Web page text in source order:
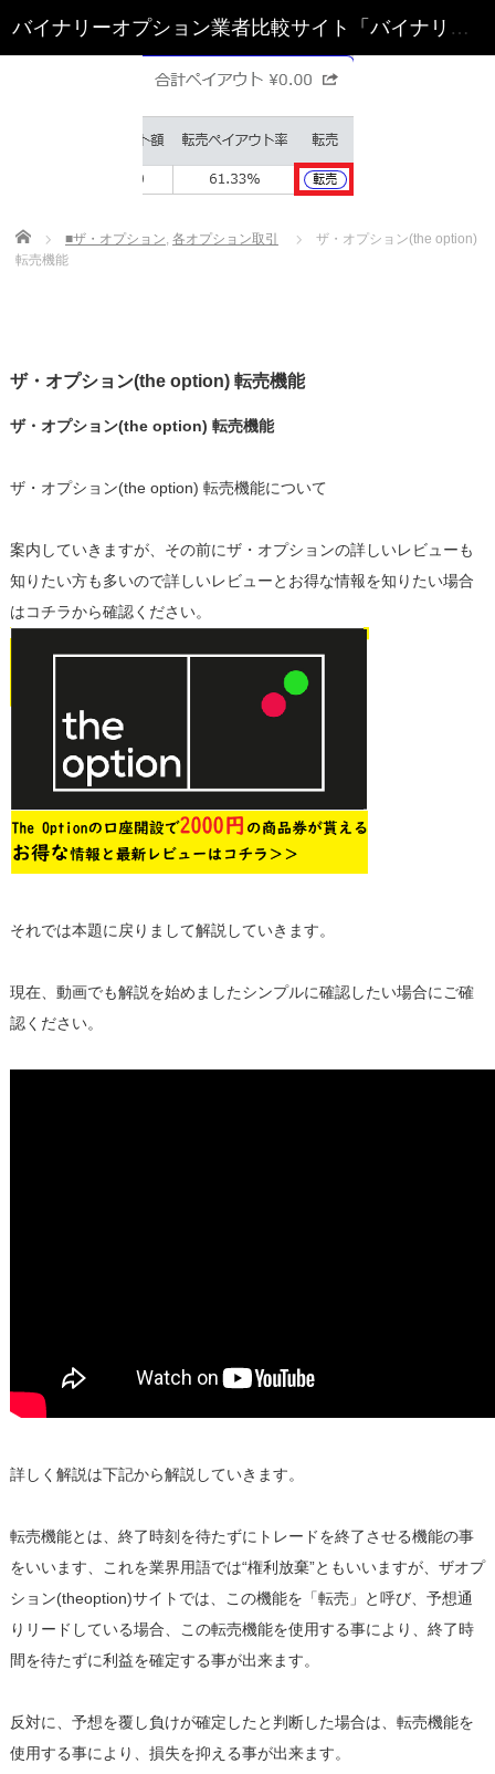
Home ■ザ・オプション, 各オプション取引
ザ・オプション(the option)
転売機能
ザ・オプション(the option) 転売機能
ザ・オプション(the option) 転売機能
ザ・オプション(the option) 転売機能について
案内していきますが、その前にザ・オプションの詳しいレビューも
知りたい方も多いので詳しいレビューとお得な情報を知りたい場合
はコチラから確認ください。
それでは本題に戻りまして解説していきます。
現在、動画でも解説を始めましたシンプルに確認したい場合にご確
認ください。
詳しく解説は下記から解説していきます。
転売機能とは、終了時刻を待たずにトレードを終了させる機能の事
をいいます、これを業界用語では“権利放棄”ともいいますが、ザオプ
ション(theoption)サイトでは、この機能を「転売」と呼び、予想通
りリードしている場合、この転売機能を使用する事により、終了時
間を待たずに利益を確定する事が出来ます。
反対に、予想を覆し負けが確定したと判断した場合は、転売機能を
使用する事により、損失を抑える事が出来ます。